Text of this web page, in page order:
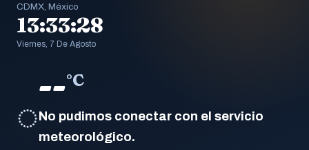
CDMX, México
13:33:29
Viernes, 7 De Agosto
◌
--°C
No pudimos conectar con el servicio
meteorológico.